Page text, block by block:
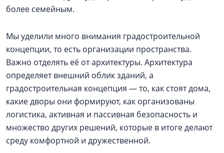
более семейным.
Мы уделили много внимания градостроительной
концепции, то есть организации пространства.
Важно отделять её от архитектуры. Архитектура
определяет внешний облик зданий, а
градостроительная концепция — то, как стоят дома,
какие дворы они формируют, как организованы
логистика, активная и пассивная безопасность и
множество других решений, которые в итоге делают
среду комфортной и дружественной.